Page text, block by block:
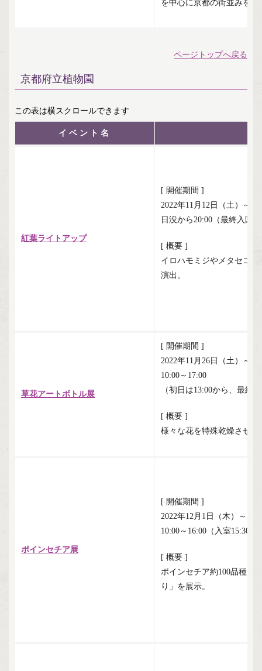
を中心に京都の街並みを紹
ページトップへ戻る
京都府立植物園
イベント名
紅葉ライトアップ
[ 開催期間 ]
2022年11月12日（土）～
日没から20:00（最終入園
[ 概要 ]
イロハモミジやメタセコ
演出。
草花アートボトル展
[ 開催期間 ]
2022年11月26日（土）～
10:00～17:00
（初日は13:00から、最終
[ 概要 ]
様々な花を特殊乾燥させ
ポインセチア展
[ 開催期間 ]
2022年12月1日（木）～12
10:00～16:00（入室15:30ま
[ 概要 ]
ポインセチア約100品種、
り」を展示。